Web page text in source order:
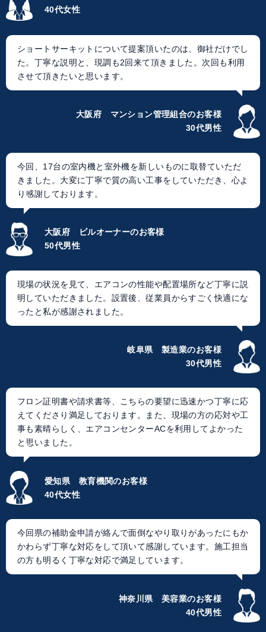
40代女性
ショートサーキットについて提案頂いたのは、御社だけでし
た。丁寧な説明と、現調も2回来て頂きました。次回も利用
させて頂きたいと思います。
大阪府 マンション管理組合のお客様
30代男性
今回、17台の室内機と室外機を新しいものに取替ていただ
きました。大変に丁寧で質の高い工事をしていただき、心よ
り感謝しております。
大阪府 ビルオーナーのお客様
50代男性
現場の状況を見て、エアコンの性能や配置場所など丁寧に説
明していただきました。設置後、従業員からすごく快適にな
ったと私が感謝されました。
岐阜県 製造業のお客様
30代男性
フロン証明書や請求書等、こちらの要望に迅速かつ丁寧に応
えてくださり満足しております。また、現場の方の応対や工
事も素晴らしく、エアコンセンターACを利用してよかった
と思いました。
愛知県 教育機関のお客様
40代女性
今回県の補助金申請が絡んで面倒なやり取りがあったにもか
かわらず丁寧な対応をして頂いて感謝しています。施工担当
の方も明るく丁寧な対応で満足しています。
神奈川県 美容業のお客様
40代男性